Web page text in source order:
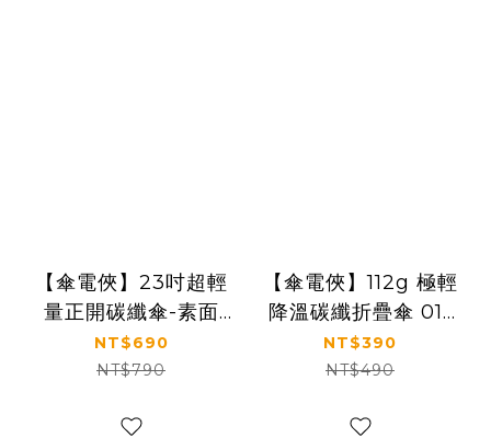
【傘電俠】23吋超輕
量正開碳纖傘-素面
01-580107
NT$690
NT$790
【傘電俠】112g 極輕
降溫碳纖折疊傘 01-
500016
NT$390
NT$490